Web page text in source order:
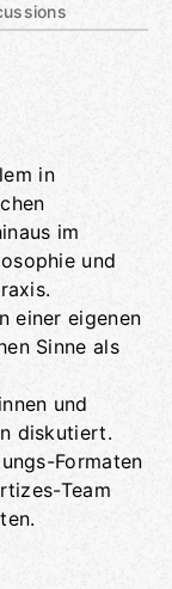
in
im
und
einer eigenen
Sinne als
und
diskutiert.
Formaten
Team